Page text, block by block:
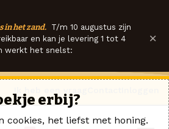
in het zand. T/m 10 augustus zijn
en kan je levering 1 tot 4
werkt het snelst:
×
erbij?
cookies, het liefst met honing.